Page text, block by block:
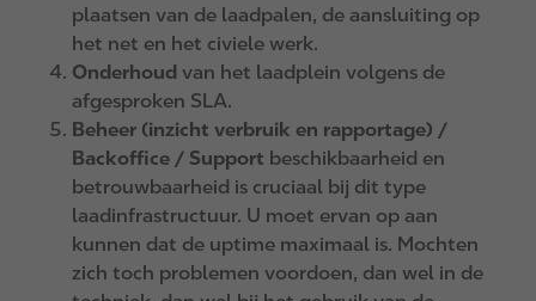
plaatsen van de laadpalen, de aansluiting op
het net en het civiele werk.
Onderhoud van het laadplein volgens de
afgesproken SLA.
Beheer (inzicht verbruik en rapportage) /
Backoffice / Support beschikbaarheid en
betrouwbaarheid is cruciaal bij dit type
laadinfrastructuur. U moet ervan op aan
kunnen dat de uptime maximaal is. Mochten
zich toch problemen voordoen, dan wel in de